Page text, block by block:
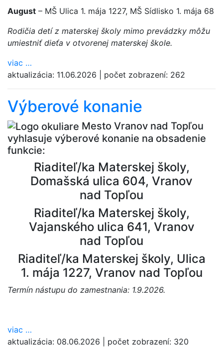
August – MŠ Ulica 1. mája 1227, MŠ Sídlisko 1. mája 68
Rodičia detí z materskej školy mimo prevádzky môžu
umiestniť dieťa v otvorenej materskej škole.
viac …
aktualizácia: 11.06.2026 počet zobrazení: 262
Výberové konanie
Mesto Vranov nad Topľou
vyhlasuje výberové konanie na obsadenie
funkcie:
Riaditeľ/ka Materskej školy,
Domašská ulica 604, Vranov
nad Topľou
Riaditeľ/ka Materskej školy,
Vajanského ulica 641, Vranov
nad Topľou
Riaditeľ/ka Materskej školy, Ulica
1. mája 1227, Vranov nad Topľou
Termín nástupu do zamestnania: 1.9.2026.
viac …
aktualizácia: 08.06.2026 počet zobrazení: 320